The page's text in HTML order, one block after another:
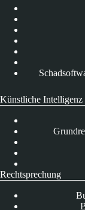
Künstliche Intelligenz
Rechtsprechung